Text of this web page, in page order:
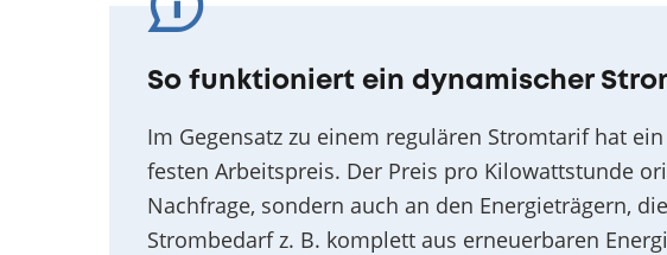
So funktioniert ein dynamischer
Im Gegensatz zu einem regulären Stromtarif hat
festen Arbeitspreis. Der Preis pro Kilowattstunde
Nachfrage, sondern auch an den Energieträgern,
Strombedarf z. B. komplett aus erneuerbaren